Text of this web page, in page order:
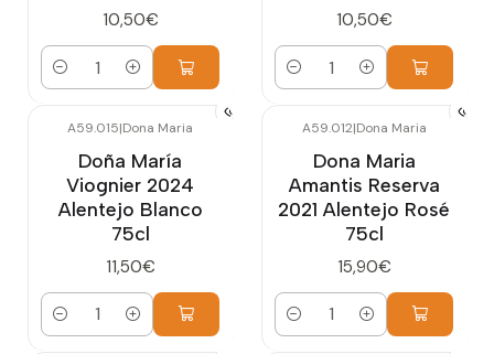
10,50€
Cantidad
10,50€
Cantidad
A59.015|Dona Maria
Doña María
Viognier 2024
Alentejo Blanco
75cl
11,50€
Cantidad
A59.012|Dona Maria
Dona Maria
Amantis Reserva
2021 Alentejo Rosé
75cl
15,90€
Cantidad